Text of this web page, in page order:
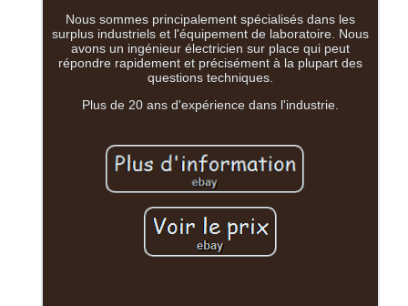
Nous sommes principalement spécialisés dans les
surplus industriels et l'équipement de laboratoire. Nous
avons un ingénieur électricien sur place qui peut
répondre rapidement et précisément à la plupart des
questions techniques.
Plus de 20 ans d'expérience dans l'industrie.